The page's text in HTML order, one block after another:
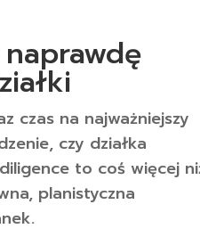
czas na najważniejszy
czy działka
to coś więcej
planistyczna